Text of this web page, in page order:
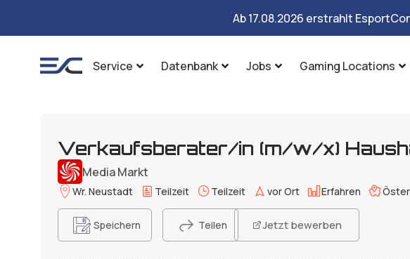
Ab 17.08.2026 erstrahlt
Service Datenbank Jobs Gaming Locations
Verkaufsberater/in (m/w/x)
Media Markt
Wr. Neustadt Teilzeit Teilzeit vor Ort Erfahren
Speichern Teilen Jetzt bewerben